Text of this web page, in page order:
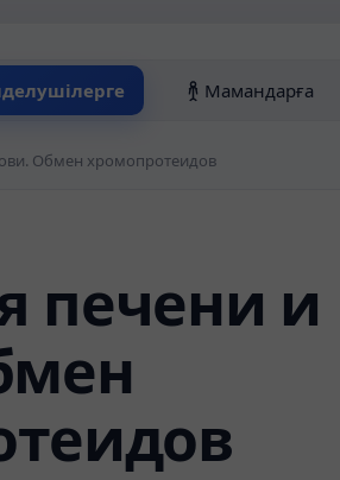
Мамандарға
Обмен хромопротеидов
печени и